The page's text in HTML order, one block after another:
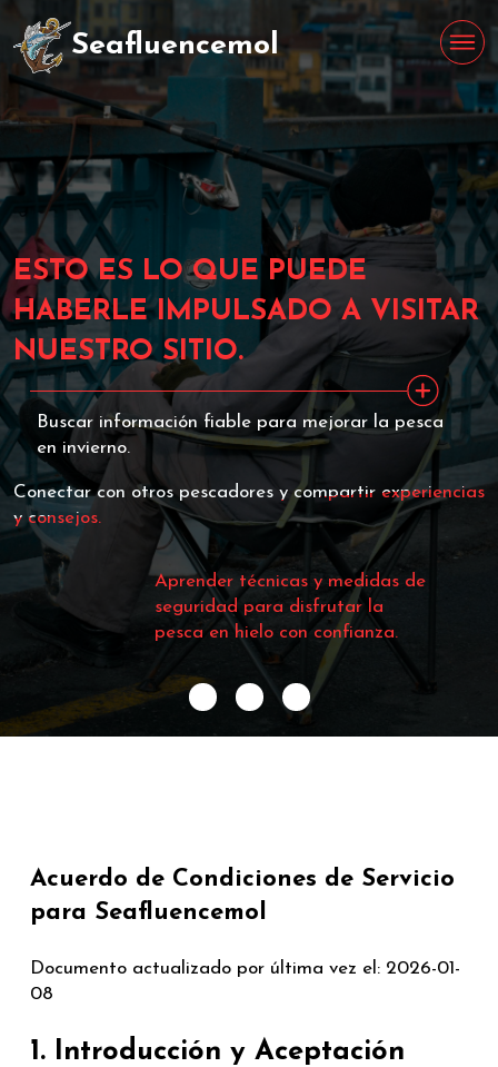
Seafluencemol
ESTO ES LO QUE PUEDE
HABERLE IMPULSADO A VISITAR
NUESTRO SITIO.
Buscar información fiable para mejorar la pesca
en invierno.
Conectar con otros pescadores y compartir experiencias
y consejos.
Aprender técnicas y medidas de
seguridad para disfrutar la
pesca en hielo con confianza.
Acuerdo de Condiciones de Servicio
para Seafluencemol
Documento actualizado por última vez el: 2026-01-
08
1. Introducción y Aceptación